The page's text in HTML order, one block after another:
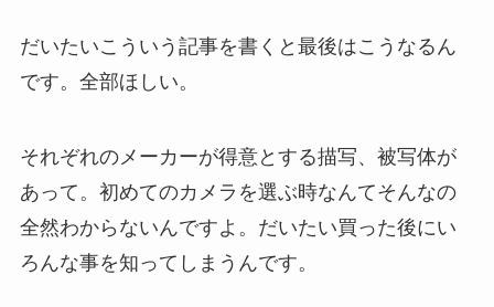
だいたいこういう記事を書くと最後はこうなるん
です。全部ほしい。
それぞれのメーカーが得意とする描写、被写体が
あって。初めてのカメラを選ぶ時なんてそんなの
全然わからないんですよ。だいたい買った後にい
ろんな事を知ってしまうんです。